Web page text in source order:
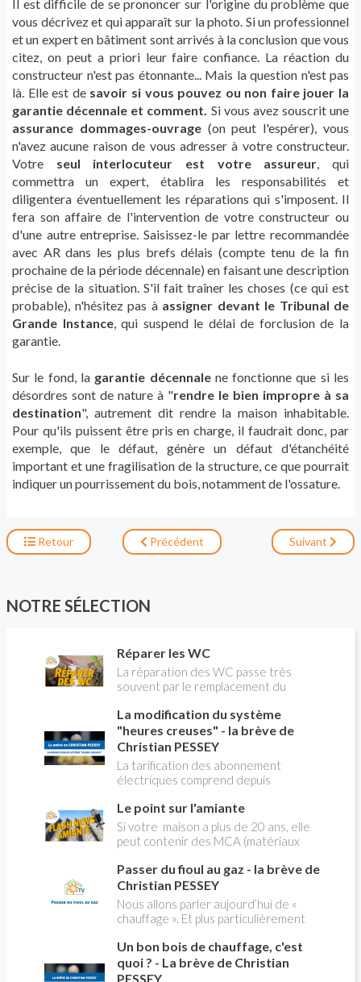
Il est difficile de se prononcer sur l'origine du problème que
vous décrivez et qui apparaît sur la photo. Si un professionnel
et un expert en bâtiment sont arrivés à la conclusion que vous
citez, on peut a priori leur faire confiance. La réaction du
constructeur n'est pas étonnante... Mais la question n'est pas
là. Elle est de savoir si vous pouvez ou non faire jouer la
garantie décennale et comment. Si vous avez souscrit une
assurance dommages-ouvrage(on peut l'espérer), vous
n'avez aucune raison de vous adresser à votre constructeur.
Votre seul interlocuteur est votre assureur , qui
commettra un expert, établira les responsabilités et
diligentera éventuellement les réparations qui s'imposent. Il
fera son affaire de l'intervention de votre constructeur ou
d'une autre entreprise. Saisissez-le par lettre recommandée
avec AR dans les plus brefs délais (compte tenu de la fin
prochaine de la période décennale) en faisant une description
précise de la situation. S'il fait traîner les choses (ce qui est
probable), n'hésitez pas à assigner devant le Tribunal de
Grande Instance, qui suspend le délai de forclusion de la
garantie.
Sur le fond, la garantie décennalene fonctionne que si les
désordres sont de nature à "rendre le bien impropre à sa
destination", autrement dit rendre la maison inhabitable.
Pour qu'ils puissent être pris en charge, il faudrait donc, par
exemple, que le défaut, génère un défaut d'étanchéité
important et une fragilisation de la structure, ce que pourrait
indiquer un pourrissement du bois, notamment de l'ossature.
Retour Précédent Suivant
NOTRE SÉLECTION
Réparer les WC
La réparation des WC passe très
souvent par le remplacement du
expliquer
La modification du système
"heures creuses" - la brève de
Christian PESSEY
La tarification des abonnement
électriques comprend depuis
pleines, heures creuses. Aujourd'hui
Christian PESSEY vous explique tout
ce qu'il faut savoir sur la nouvelle
modification du système "heures
creuses" qui concerne près de 15
millions de Français !
Le point sur l'amiante
Si votre maison a plus de 20 ans, elle
peut contenir des MCA (matériaux
panique, on fait le point dans notre
flash news n°3 spéciale Amiante et
ses dangers avec Christian Pessey
Passer du fioul au gaz - la brève de
Christian PESSEY
Nous allons parler aujourd’hui de «
chauffage ». Et plus particulièrement
aborder l’abandon du fioul au profit du
gaz.
Un bon bois de chauffage, c'est
quoi ? - La brève de Christian
PESSEY